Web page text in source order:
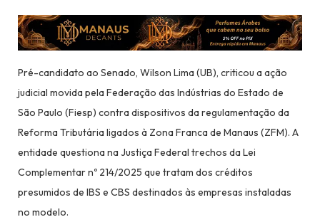
Pré-candidato ao Senado, Wilson Lima (UB), criticou a ação
judicial movida pela Federação das Indústrias do Estado de
São Paulo (Fiesp) contra dispositivos da regulamentação da
Reforma Tributária ligados à Zona Franca de Manaus (ZFM). A
entidade questiona na Justiça Federal trechos da Lei
Complementar nº 214/2025 que tratam dos créditos
presumidos de IBS e CBS destinados às empresas instaladas
no modelo.